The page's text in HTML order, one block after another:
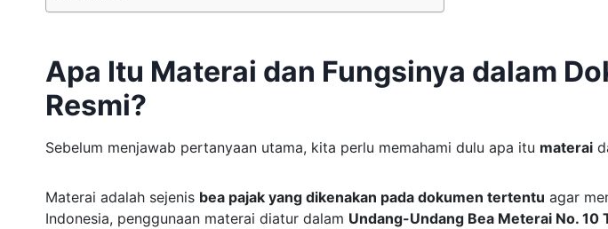
Apa Itu Materai dan Fungsinya dalam
Resmi?
Sebelum menjawab pertanyaan utama, kita perlu memahami dulu apa itu materai
Materai adalah sejenis bea pajak yang dikenakan pada dokumen tertentu agar
Indonesia, penggunaan materai diatur dalam Undang-Undang Bea Meterai No. 10